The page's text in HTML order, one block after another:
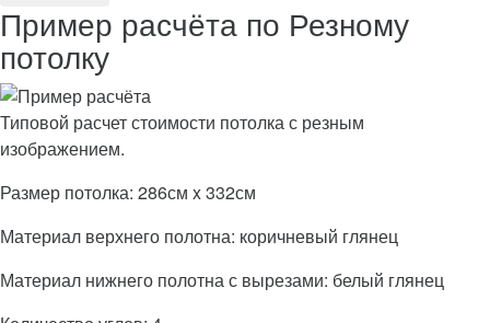
Пример расчёта по Резному
потолку
Типовой расчет стоимости потолка с резным
изображением.
Размер потолка: 286см x 332см
Материал верхнего полотна: коричневый глянец
Материал нижнего полотна с вырезами: белый глянец